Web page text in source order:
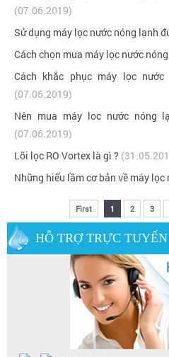
(07.06.2019)
Sử dụng máy lọc nước nóng lạnh
Cách chọn mua máy lọc nước
Cách khắc phục máy lọc
(07.06.2019)
Nên mua máy loc nước nóng
(07.06.2019)
Lõi lọc RO Vortex là gì ?
Những hiểu lầm cơ bản về máy lọc
First 1 2 3
HỖ TRỢ TRỰC TUYẾN